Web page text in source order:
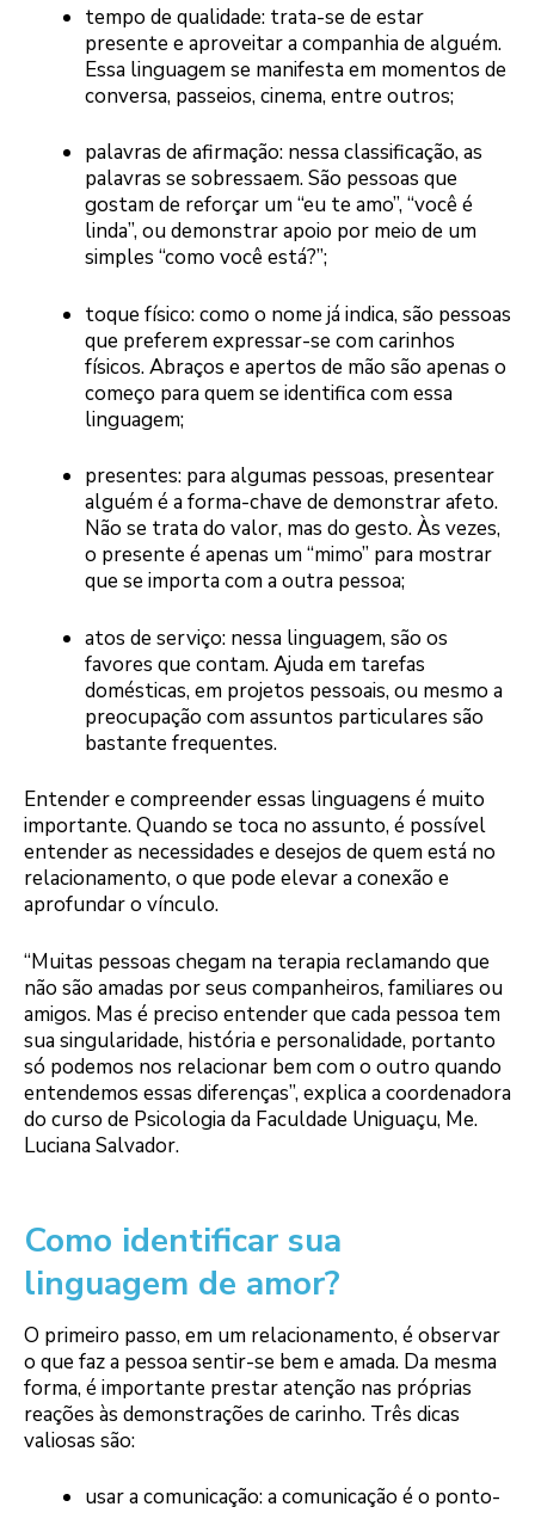
tempo de qualidade: trata-se de estar
presente e aproveitar a companhia de alguém.
Essa linguagem se manifesta em momentos de
conversa, passeios, cinema, entre outros;
palavras de afirmação: nessa classificação, as
palavras se sobressaem. São pessoas que
gostam de reforçar um “eu te amo”, “você é
linda”, ou demonstrar apoio por meio de um
simples “como você está?”;
toque físico: como o nome já indica, são pessoas
que preferem expressar-se com carinhos
físicos. Abraços e apertos de mão são apenas o
começo para quem se identifica com essa
linguagem;
presentes: para algumas pessoas, presentear
alguém é a forma-chave de demonstrar afeto.
Não se trata do valor, mas do gesto. Às vezes,
o presente é apenas um “mimo” para mostrar
que se importa com a outra pessoa;
atos de serviço: nessa linguagem, são os
favores que contam. Ajuda em tarefas
domésticas, em projetos pessoais, ou mesmo a
preocupação com assuntos particulares são
bastante frequentes.
Entender e compreender essas linguagens é muito
importante. Quando se toca no assunto, é possível
entender as necessidades e desejos de quem está no
relacionamento, o que pode elevar a conexão e
aprofundar o vínculo.
“Muitas pessoas chegam na terapia reclamando que
não são amadas por seus companheiros, familiares ou
amigos. Mas é preciso entender que cada pessoa tem
sua singularidade, história e personalidade, portanto
só podemos nos relacionar bem com o outro quando
entendemos essas diferenças”, explica a coordenadora
do curso de Psicologia da Faculdade Uniguaçu, Me.
Luciana Salvador.
Como identificar sua
linguagem de amor?
O primeiro passo, em um relacionamento, é observar
o que faz a pessoa sentir-se bem e amada. Da mesma
forma, é importante prestar atenção nas próprias
reações às demonstrações de carinho. Três dicas
valiosas são:
usar a comunicação: a comunicação é o ponto-